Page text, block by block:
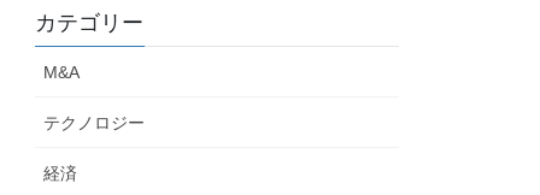
カテゴリー
M&A
テクノロジー
経済